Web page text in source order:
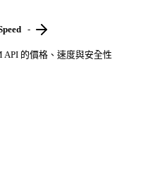
-
的價格、速度與安全性